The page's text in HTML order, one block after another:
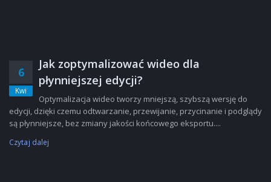
6
Kwi
Jak zoptymalizować wideo dla
płynniejszej edycji?
Optymalizacja wideo tworzy mniejszą, szybszą wersję do
edycji, dzięki czemu odtwarzanie, przewijanie, przycinanie i podglądy
są płynniejsze, bez zmiany jakości końcowego eksportu....
Czytaj dalej